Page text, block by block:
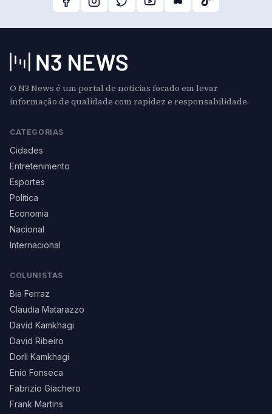
O N3 News é um portal de notícias focado em levar
informação de qualidade com rapidez e responsabilidade.
CATEGORIAS
Cidades
Entretenimento
Esportes
Política
Economia
Nacional
Internacional
COLUNISTAS
Bia Ferraz
Claudia Matarazzo
David Kamkhagi
David Ribeiro
Dorli Kamkhagi
Enio Fonseca
Fabrizio Giachero
Frank Martins